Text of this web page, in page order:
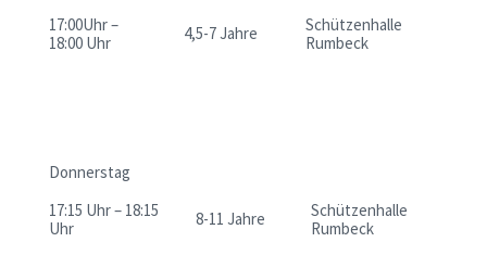
17:00Uhr –
18:00 Uhr
4,5-7 Jahre
Schützenhalle
Rumbeck
Donnerstag
17:15 Uhr – 18:15
Uhr
8-11 Jahre
Schützenhalle
Rumbeck